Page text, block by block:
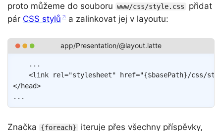
proto můžeme do souboru www/css/style.css
přidat
pár CSS stylů a zalinkovat jej v layoutu:
<link rel="stylesheet" href="{$basePath}/css/
</head>
Značka {foreach}
iteruje přes všechny příspěvky,